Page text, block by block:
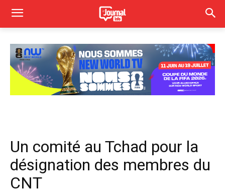
Un comité au Tchad pour la
désignation des membres du
CNT